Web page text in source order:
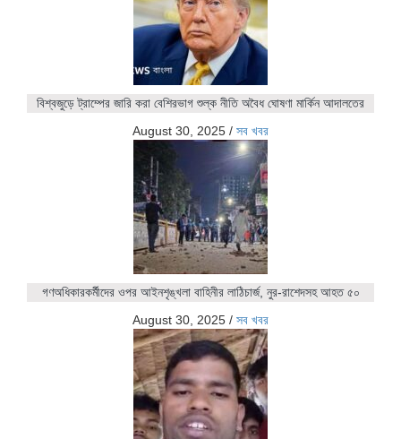
বিশ্বজুড়ে ট্রাম্পের জারি করা বেশিরভাগ শুল্ক নীতি অবৈধ ঘোষণা মার্কিন আদালতের
August 30, 2025 / সব খবর
গণঅধিকারকর্মীদের ওপর আইনশৃঙ্খলা বাহিনীর লাঠিচার্জ, নুর-রাশেদসহ আহত ৫০
August 30, 2025 / সব খবর